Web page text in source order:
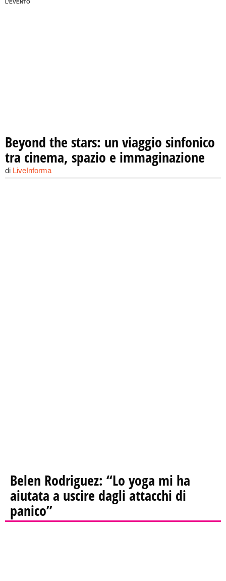
L'EVENTO
Beyond the stars: un viaggio sinfonico
tra cinema, spazio e immaginazione
di LiveInforma
Belen Rodriguez: “Lo yoga mi ha
aiutata a uscire dagli attacchi di
panico”